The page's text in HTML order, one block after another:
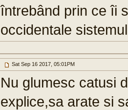
întrebând prin ce îi
occidentale
Sat Sep 16 2017, 05:01PM
Nu glumesc catusi
explice,sa arate si